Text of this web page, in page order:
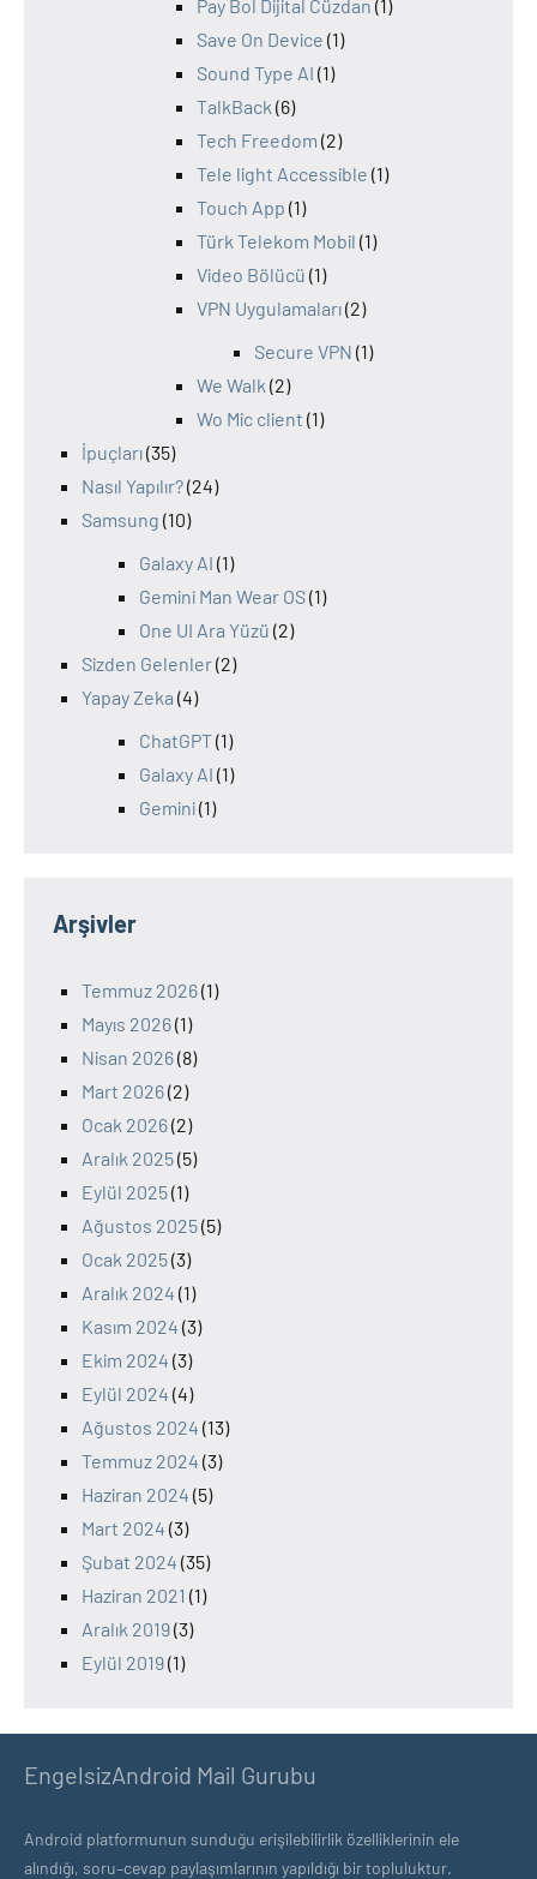
Pay Bol Dijital Cüzdan (1)
Save On Device (1)
Sound Type AI (1)
TalkBack (6)
Tech Freedom (2)
Tele light Accessible (1)
Touch App (1)
Türk Telekom Mobil (1)
Video Bölücü (1)
VPN Uygulamaları(2)
Secure VPN (1)
We Walk (2)
Wo Mic client (1)
İpuçları(35)
Nasıl Yapılır?(24)
Samsung (10)
Galaxy AI (1)
Gemini Man Wear OS(1)
One UI Ara Yüzü (2)
Sizden Gelenler(2)
Yapay Zeka (4)
ChatGPT(1)
Galaxy AI (1)
Gemini(1)
Arşivler
Temmuz 2026(1)
Mayıs 2026(1)
Nisan 2026(8)
Mart 2026(2)
Ocak 2026(2)
Aralık 2025(5)
Eylül 2025(1)
Ağustos 2025(5)
Ocak 2025(3)
Aralık 2024 (1)
Kasım 2024 (3)
Ekim 2024 (3)
Eylül 2024 (4)
Ağustos 2024 (13)
Temmuz 2024 (3)
Haziran 2024 (5)
Mart 2024 (3)
Şubat 2024 (35)
Haziran 2021 (1)
Aralık 2019(3)
Eylül 2019(1)
EngelsizAndroid Mail Gurubu
Android platformunun sunduğu erişilebilirlik özelliklerinin ele
alındığı, soru–cevap paylaşımlarının yapıldığı bir topluluktur.